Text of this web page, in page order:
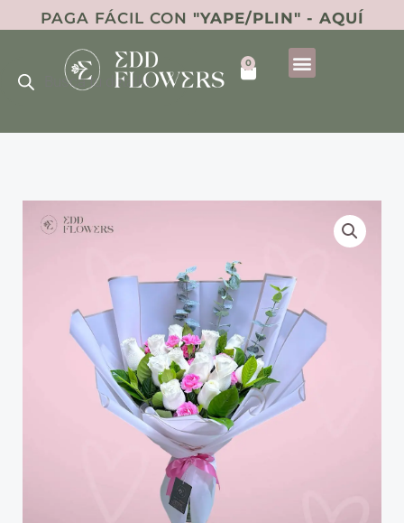
al
contenido
PAGA FÁCIL CON "YAPE/PLIN" - AQUÍ
0
Cart
RAMO
XIMENA